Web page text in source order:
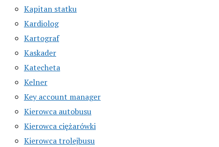
Kapitan statku
Kardiolog
Kartograf
Kaskader
Katecheta
Kelner
Key account manager
Kierowca autobusu
Kierowca ciężarówki
Kierowca trolejbusu